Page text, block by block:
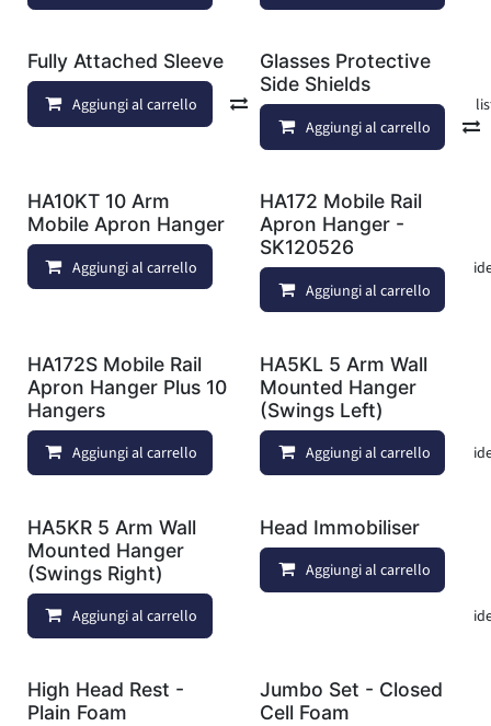
Fully Attached Sleeve
Aggiungi al carrello Confronta Aggiungi alla
Glasses Protective
Side Shields
Aggiungi al carrello
HA10KT 10 Arm
Mobile Apron Hanger
Aggiungi al carrello Aggiungi alla lista dei
HA172 Mobile Rail
Apron Hanger -
SK120526
Aggiungi al carrello
HA172S Mobile Rail
Apron Hanger Plus 10
Hangers
Aggiungi al carrello Aggiungi alla lista dei
HA5KL 5 Arm Wall
Mounted Hanger
(Swings Left)
Aggiungi al carrello
HA5KR 5 Arm Wall
Mounted Hanger
(Swings Right)
Aggiungi al carrello Aggiungi alla lista dei
Head Immobiliser
Aggiungi al carrello
High Head Rest -
Plain Foam
Jumbo Set - Closed
Cell Foam